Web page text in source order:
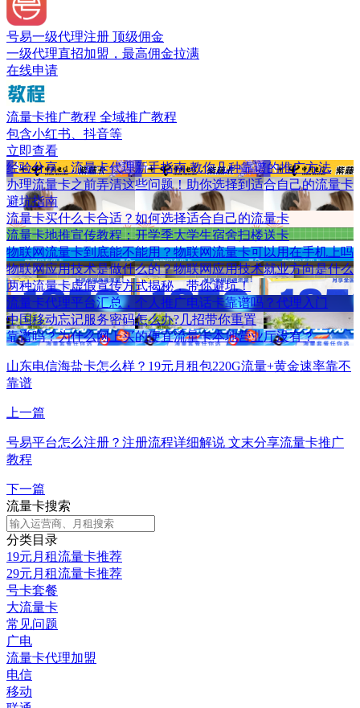
号易一级代理注册 顶级佣金
一级代理直招加盟，最高佣金拉满
在线申请
流量卡推广教程 全域推广教程
包含小红书、抖音等
立即查看
经验分享，流量卡代理新手指南 教你几种靠谱的推广方法
办理流量卡之前弄清这些问题！助你选择到适合自己的流量卡
避坑指南
流量卡买什么卡合适？如何选择适合自己的流量卡
流量卡地推宣传教程：开学季大学生宿舍扫楼送卡
物联网流量卡到底能不能用？物联网流量卡可以用在手机上吗
物联网应用技术是做什么的？物联网应用技术就业方向是什么
两种流量卡虚假宣传方式揭秘，带你避坑！
流量卡代理平台汇总，个人推广电话卡靠谱吗？代理入门
中国移动忘记服务密码怎么办?几招带你重置
靠谱吗？为什么网上买的便宜流量卡本地营业厅没有？
山东电信海盐卡怎么样？19元月租包220G流量+黄金速率靠不
靠谱
上一篇
号易平台怎么注册？注册流程详细解说 文末分享流量卡推广
教程
下一篇
流量卡搜索
分类目录
19元月租流量卡推荐
29元月租流量卡推荐
号卡套餐
大流量卡
常见问题
广电
流量卡代理加盟
电信
移动